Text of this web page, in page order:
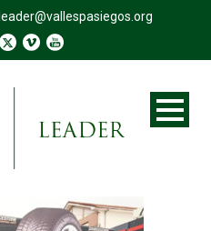
leader@vallespasiegos.org